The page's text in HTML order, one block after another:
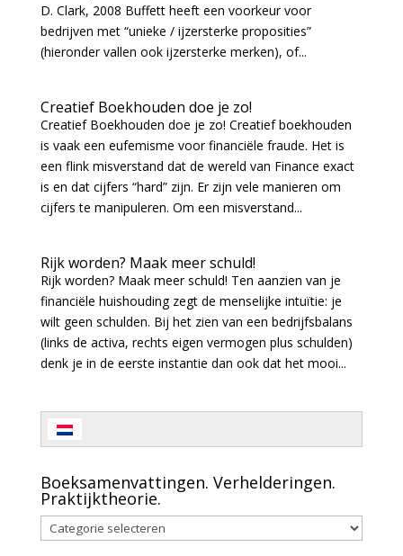
D. Clark, 2008 Buffett heeft een voorkeur voor
bedrijven met “unieke / ijzersterke proposities”
(hieronder vallen ook ijzersterke merken), of...
Creatief Boekhouden doe je zo!
Creatief Boekhouden doe je zo! Creatief boekhouden
is vaak een eufemisme voor financiële fraude. Het is
een flink misverstand dat de wereld van Finance exact
is en dat cijfers “hard” zijn. Er zijn vele manieren om
cijfers te manipuleren. Om een misverstand...
Rijk worden? Maak meer schuld!
Rijk worden? Maak meer schuld! Ten aanzien van je
financiële huishouding zegt de menselijke intuïtie: je
wilt geen schulden. Bij het zien van een bedrijfsbalans
(links de activa, rechts eigen vermogen plus schulden)
denk je in de eerste instantie dan ook dat het mooi...
Boeksamenvattingen. Verhelderingen.
Praktijktheorie.
Boeksamenvattingen.
Verhelderingen.